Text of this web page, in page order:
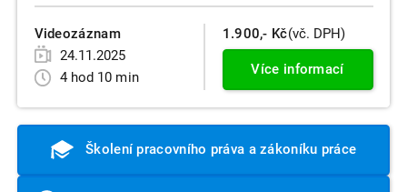
Videozáznam
24.11.2025
4 hod 10 min
1.900,- Kč(vč. DPH)
Více informací
Školení pracovního práva a zákoníku práce